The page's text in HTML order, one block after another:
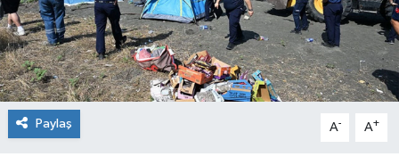
Paylaş A- A+
Eğitim
SEKTÖR
Magazin